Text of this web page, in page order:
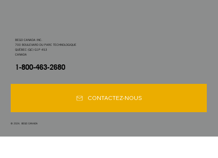
BEGO CANADA INC.
700 BOULEVARD DU PARC TECHNOLOGIQUE
QUÉBEC (QC) G1P 4S3
CANADA
1-800-463-2680
CONTACTEZ-NOUS
© 2024. BEGO CANADA